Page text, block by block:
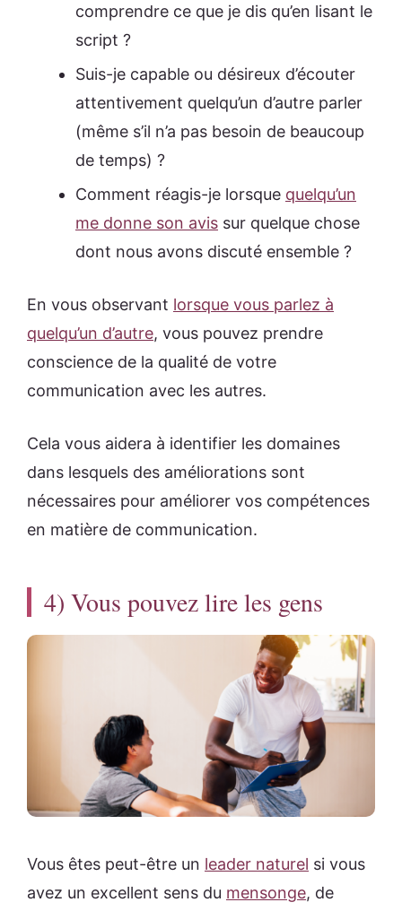
comprendre ce que je dis qu’en lisant le
script ?
Suis-je capable ou désireux d’écouter
attentivement quelqu’un d’autre parler
(même s’il n’a pas besoin de beaucoup
de temps) ?
Comment réagis-je lorsque quelqu’un
me donne son avis sur quelque chose
dont nous avons discuté ensemble ?
En vous observant lorsque vous parlez à
quelqu’un d’autre, vous pouvez prendre
conscience de la qualité de votre
communication avec les autres.
Cela vous aidera à identifier les domaines
dans lesquels des améliorations sont
nécessaires pour améliorer vos compétences
en matière de communication.
4) Vous pouvez lire les gens
Vous êtes peut-être un leader naturel si vous
avez un excellent sens du mensonge, de